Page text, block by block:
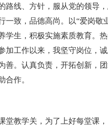
路线、方针，服从党的领导
一致，品德高尚。以“爱岗敬
学生，积极实施素质教育。
工作以来，我坚守岗位，
善。认真负责，开拓创新，
合作。
堂教学关，为了上好每堂课